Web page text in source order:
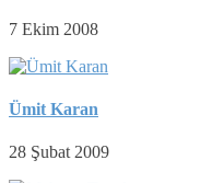
7 Ekim 2008
Ümit Karan
28 Şubat 2009